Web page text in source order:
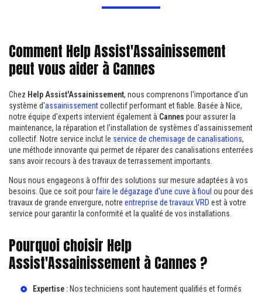
Comment Help Assist'Assainissement
peut vous aider à Cannes
Chez Help Assist'Assainissement, nous comprenons l'importance d'un
système d'assainissementcollectif performant et fiable. Basée à Nice,
notre équipe d'experts intervient également à Cannes pour assurer la
maintenance, la réparation et l'installation de systèmes d'assainissement
collectif. Notre service inclut le service de chemisage de canalisations,
une méthode innovante qui permet de réparer des canalisations enterrées
sans avoir recours à des travaux de terrassement importants.
Nous nous engageons à offrir des solutions sur mesure adaptées à vos
besoins. Que ce soit pourfaire le dégazage d'une cuve à fioul ou pour des
travaux de grande envergure, notre entreprise de travaux VRD est à votre
service pour garantir la conformité et la qualité de vos installations.
Pourquoi choisir Help
Assist'Assainissement à Cannes ?
Expertise : Nos techniciens sont hautement qualifiés et formés